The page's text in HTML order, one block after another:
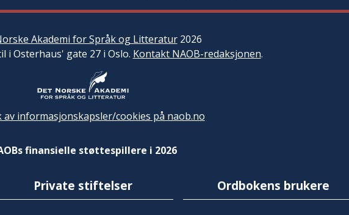
Akademi for Språk og Litteratur2026
i Osterhaus' gate 27 i Oslo. Kontakt NAOB-redaksjonen.
av informasjonskapsler/cookies på naob.no
finansielle støttespillere i 2026
Private stiftelser Ordbokens brukere